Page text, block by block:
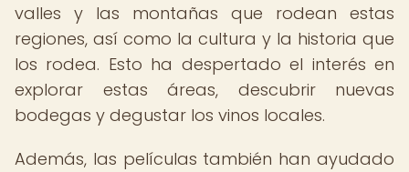
valles y las montañas que rodean estas
regiones, así como la cultura y la historia que
los rodea. Esto ha despertado el interés en
explorar estas áreas, descubrir nuevas
bodegas y degustar los vinos locales.
Además, las películas también han ayudado